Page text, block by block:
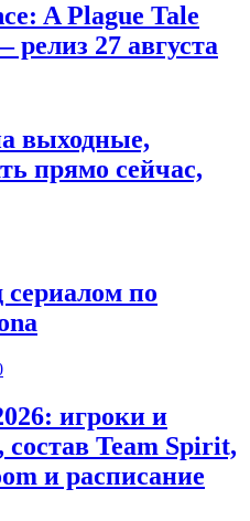
A Plague Tale
27 августа
выходные,
прямо сейчас,
сериалом по
игроки и
Team Spirit,
и расписание